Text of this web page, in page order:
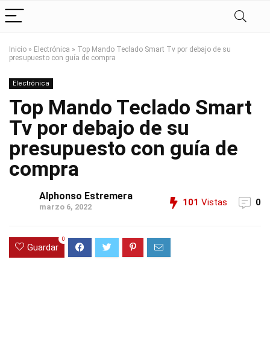
Inicio » Electrónica » Top Mando Teclado Smart Tv por debajo de su
presupuesto con guía de compra
Electrónica
Top Mando Teclado Smart
Tv por debajo de su
presupuesto con guía de
compra
Alphonso Estremera
marzo 6, 2022 101 Vistas 0
Guardar
0